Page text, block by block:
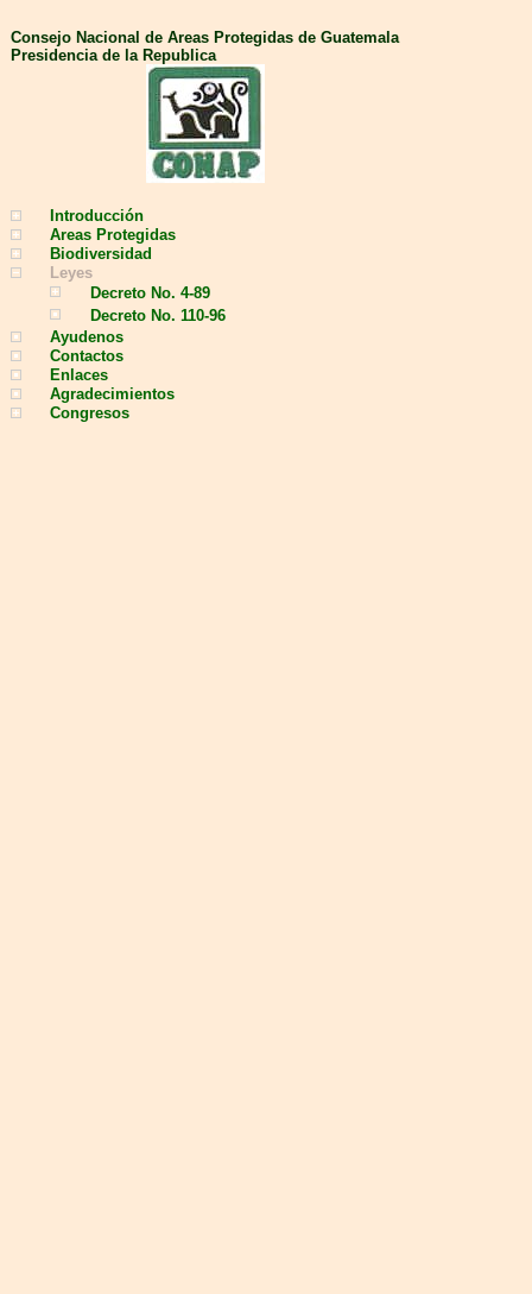
Consejo Nacional de Areas Protegidas de Guatemala
Presidencia de la Republica
Introducción
Areas Protegidas
Biodiversidad
Leyes
Decreto No. 4-89
Decreto No. 110-96
Ayudenos
Contactos
Enlaces
Agradecimientos
Congresos